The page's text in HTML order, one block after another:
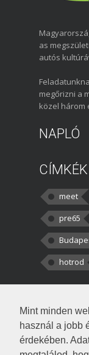
Mint minden
használ a jobb
érdekében.
as
autós
megőrizni a
közel három
NAPLÓ
CÍMKÉK
meet
pre65
hotrod
darabbaal